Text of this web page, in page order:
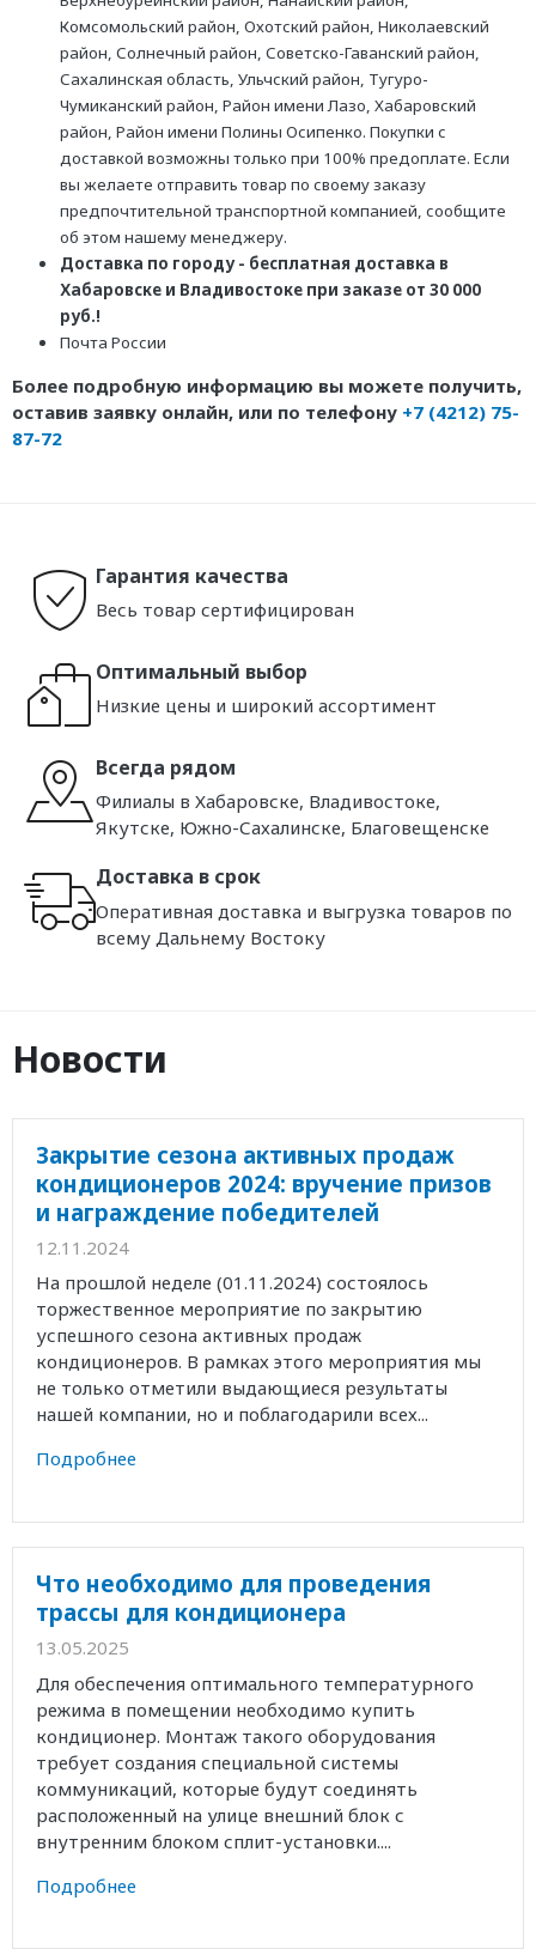
Комсомольский район, Охотский район, Николаевский
район, Солнечный район, Советско-Гаванский район,
Сахалинская область, Ульчский район, Тугуро-
Чумиканский район, Район имени Лазо, Хабаровский
район, Район имени Полины Осипенко. Покупки с
доставкой возможны только при 100% предоплате. Если
вы желаете отправить товар по своему заказу
предпочтительной транспортной компанией, сообщите
об этом нашему менеджеру.
Доставка по городу - бесплатная доставка в
Хабаровске и Владивостоке при заказе от 30 000
руб.!
Почта России
Более подробную информацию вы можете получить,
оставив заявку онлайн, или по телефону +7 (4212) 75-
87-72
Гарантия качества
Весь товар сертифицирован
Оптимальный выбор
Низкие цены и широкий ассортимент
Всегда рядом
Филиалы в Хабаровске, Владивостоке,
Якутске, Южно-Сахалинске, Благовещенске
Доставка в срок
Оперативная доставка и выгрузка товаров по
всему Дальнему Востоку
Новости
Закрытие сезона активных продаж
кондиционеров 2024: вручение призов
и награждение победителей
12.11.2024
На прошлой неделе (01.11.2024) состоялось
торжественное мероприятие по закрытию
успешного сезона активных продаж
кондиционеров. В рамках этого мероприятия мы
не только отметили выдающиеся результаты
нашей компании, но и поблагодарили всех...
Подробнее
Что необходимо для проведения
трассы для кондиционера
13.05.2025
Для обеспечения оптимального температурного
режима в помещении необходимо купить
кондиционер. Монтаж такого оборудования
требует создания специальной системы
коммуникаций, которые будут соединять
расположенный на улице внешний блок с
внутренним блоком сплит-установки....
Подробнее